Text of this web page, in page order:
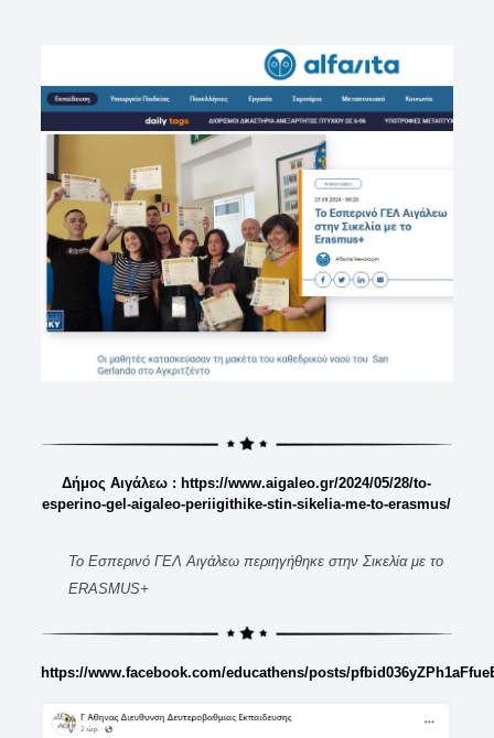
Δήμος Αιγάλεω : https://www.aigaleo.gr/2024/05/28/to-
esperino-gel-aigaleo-periigithike-stin-sikelia-me-to-erasmus/
Το Εσπερινό ΓΕΛ Αιγάλεω περιηγήθηκε στην Σικελία με το
ERASMUS+
https://www.facebook.com/educathens/posts/